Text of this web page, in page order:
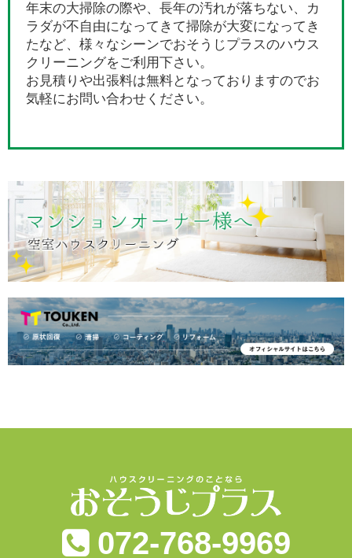
年末の大掃除の際や、長年の汚れが落ちない、カ
ラダが不自由になってきて掃除が大変になってき
たなど、様々なシーンでおそうじプラスのハウス
クリーニングをご利用下さい。
お見積りや出張料は無料となっておりますのでお
気軽にお問い合わせください。
072-768-9969